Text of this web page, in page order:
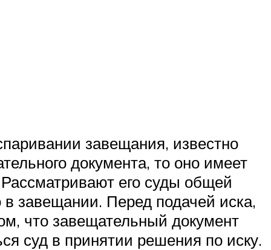
завещания, известно
документа, то оно имеет
его суды общей
завещании. Перед подачей иска,
что завещательный документ
суд в принятии решения по иску.